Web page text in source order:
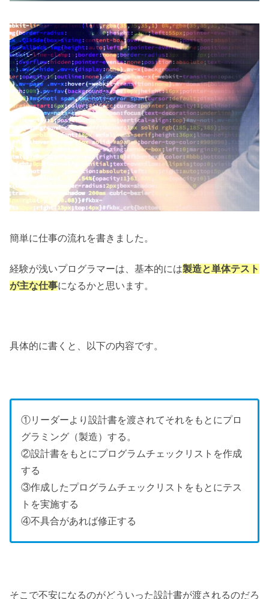
簡単に仕事の流れを書きました。
経験が浅いプログラマーは、基本的には製造と単体テスト
が主な仕事になるかと思います。
具体的に書くと、以下の内容です。
①リーダーより設計書を渡されてそれをもとにプロ
グラミング（製造）する。
②設計書をもとにプログラムチェックリストを作成
する
③作成したプログラムチェックリストをもとにテス
トを実施する
④不具合があれば修正する
そこで不安になるのがどういった設計書が渡されるのだろ